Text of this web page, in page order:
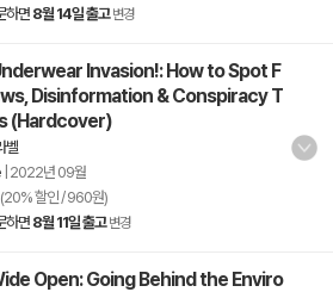
하면8월 14일 출고 변경
Invasion!: How to Spot F
Disinformation & Conspiracy T
(Hardcover)
벨
2022년 09월
할인 / 960원)
하면8월 11일 출고 변경
Open: Going Behind the Enviro